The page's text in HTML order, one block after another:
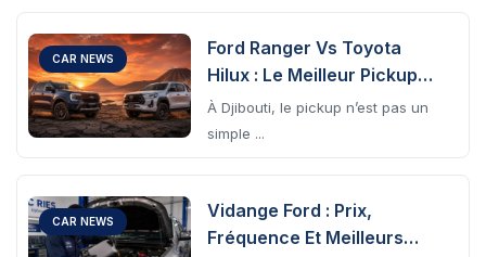
CAR NEWS
Ford Ranger Vs Toyota
Hilux : Le Meilleur Pickup
Pour Djibouti
À Djibouti, le pickup n’est pas un
simple ...
CAR NEWS
Vidange Ford : Prix,
Fréquence Et Meilleurs